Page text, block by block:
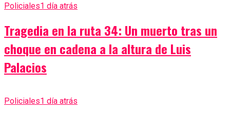
Policiales1 día atrás
Tragedia en la ruta 34: Un muerto tras un
choque en cadena a la altura de Luis
Palacios
Policiales1 día atrás